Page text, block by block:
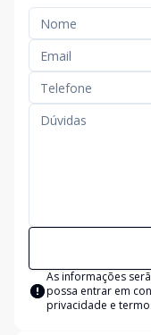
As informações
possa entrar em
privacidade e